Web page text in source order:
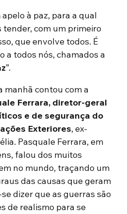
à paz, para a qual
tender, com um primeiro
que envolve todos. É
a todos nós, chamados a
”.
manhã contou com a
Ferrara, diretor-geral
e de segurança do
Exteriores, ex-
Pasquale Ferrara, em
falou dos muitos
no mundo, traçando um
das causas que geram
dizer que as guerras são
de realismo para se